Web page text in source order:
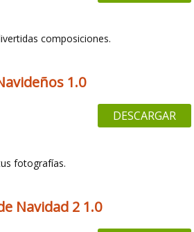
composiciones.
1.0
DESCARGAR
fotografías.
Navidad 2 1.0